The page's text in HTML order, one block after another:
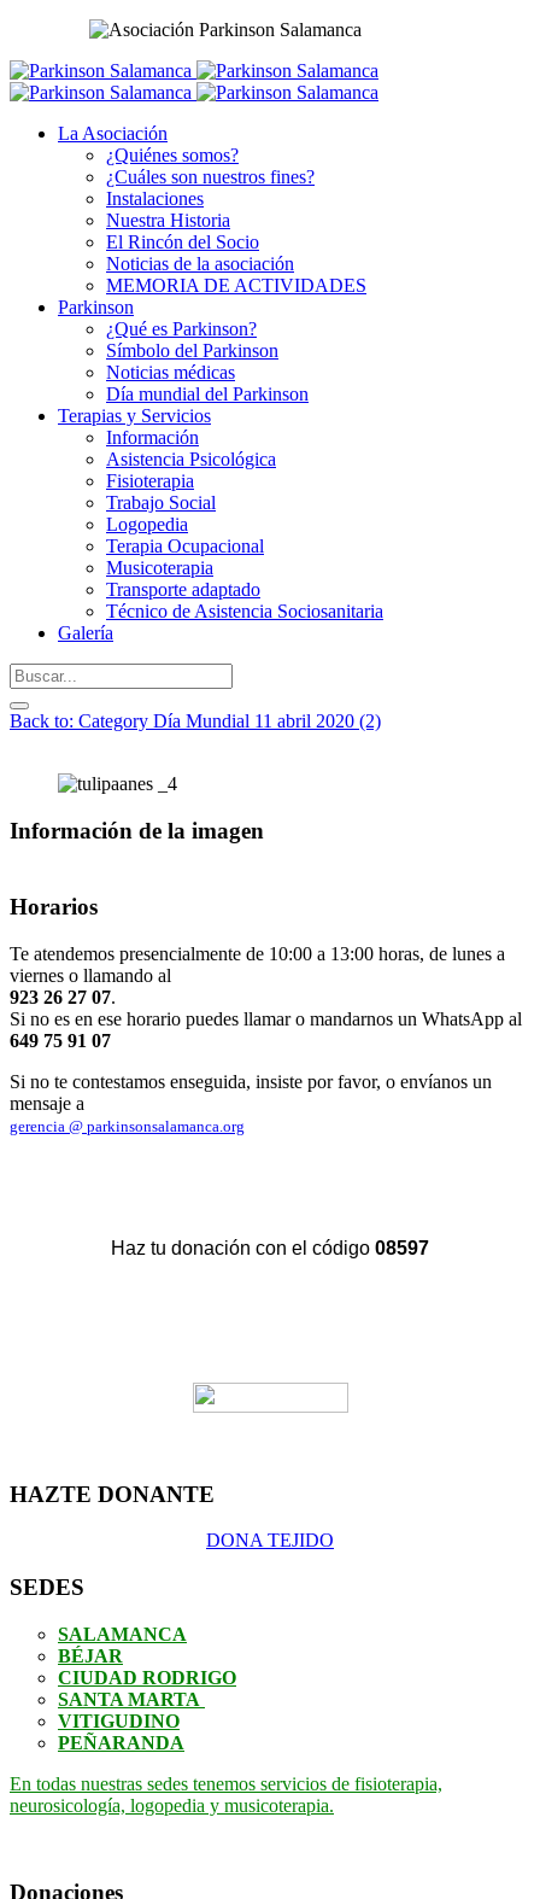
La Asociación
¿Quiénes somos?
¿Cuáles son nuestros fines?
Instalaciones
Nuestra Historia
El Rincón del Socio
Noticias de la asociación
MEMORIA DE ACTIVIDADES
Parkinson
¿Qué es Parkinson?
Símbolo del Parkinson
Noticias médicas
Día mundial del Parkinson
Terapias y Servicios
Información
Asistencia Psicológica
Fisioterapia
Trabajo Social
Logopedia
Terapia Ocupacional
Musicoterapia
Transporte adaptado
Técnico de Asistencia Sociosanitaria
Galería
Back to: Category Día Mundial 11 abril 2020 (2)
Información de la imagen
Horarios
Te atendemos presencialmente de 10:00 a 13:00 horas, de lunes a
viernes o llamando al
923 26 27 07.
Si no es en ese horario puedes llamar o mandarnos un WhatsApp al
649 75 91 07
Si no te contestamos enseguida, insiste por favor, o envíanos un
mensaje a
gerencia @ parkinsonsalamanca.org
Haz tu donación con el código 08597
HAZTE DONANTE
DONA TEJIDO
SEDES
SALAMANCA
BÉJAR
CIUDAD RODRIGO
SANTA MARTA
VITIGUDINO
PEÑARANDA
En todas nuestras sedes tenemos servicios de fisioterapia,
neurosicología, logopedia y musicoterapia.
Donaciones